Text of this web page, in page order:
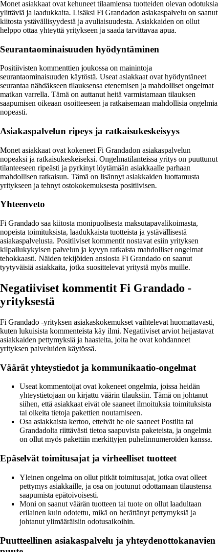
Monet asiakkaat ovat kehuneet tilaamiensa tuotteiden olevan odotuksia
ylittäviä ja laadukkaita. Lisäksi Fi Grandadon asiakaspalvelu on saanut
kiitosta ystävällisyydestä ja avuliaisuudesta. Asiakkaiden on ollut
helppo ottaa yhteyttä yritykseen ja saada tarvittavaa apua.
Seurantaominaisuuden hyödyntäminen
Positiivisten kommenttien joukossa on mainintoja
seurantaominaisuuden käytöstä. Useat asiakkaat ovat hyödyntäneet
seurantaa nähdäkseen tilauksensa etenemisen ja mahdolliset ongelmat
matkan varrella. Tämä on auttanut heitä varmistamaan tilauksen
saapumisen oikeaan osoitteeseen ja ratkaisemaan mahdollisia ongelmia
nopeasti.
Asiakaspalvelun ripeys ja ratkaisukeskeisyys
Monet asiakkaat ovat kokeneet Fi Grandadon asiakaspalvelun
nopeaksi ja ratkaisukeskeiseksi. Ongelmatilanteissa yritys on puuttunut
tilanteeseen ripeästi ja pyrkinyt löytämään asiakkaalle parhaan
mahdollisen ratkaisun. Tämä on lisännyt asiakkaiden luottamusta
yritykseen ja tehnyt ostokokemuksesta positiivisen.
Yhteenveto
Fi Grandado saa kiitosta monipuolisesta maksutapavalikoimasta,
nopeista toimituksista, laadukkaista tuotteista ja ystävällisestä
asiakaspalvelusta. Positiiviset kommentit nostavat esiin yrityksen
kilpailukykyisen palvelun ja kyvyn ratkaista mahdolliset ongelmat
tehokkaasti. Näiden tekijöiden ansiosta Fi Grandado on saanut
tyytyväisiä asiakkaita, jotka suosittelevat yritystä myös muille.
Negatiiviset kommentit Fi Grandado -
yrityksestä
Fi Grandado -yrityksen asiakaskokemukset vaihtelevat huomattavasti,
kuten lukuisista kommenteista käy ilmi. Negatiiviset arviot heijastavat
asiakkaiden pettymyksiä ja haasteita, joita he ovat kohdanneet
yrityksen palveluiden käytössä.
Väärät yhteystiedot ja kommunikaatio-ongelmat
Useat kommentoijat ovat kokeneet ongelmia, joissa heidän
yhteystietojaan on kirjattu väärin tilauksiin. Tämä on johtanut
siihen, että asiakkaat eivät ole saaneet ilmoituksia toimituksista
tai oikeita tietoja pakettien noutamiseen.
Osa asiakkaista kertoo, etteivät he ole saaneet Postilta tai
Grandadolta riittävästi tietoa saapuvista paketeista, ja ongelmia
on ollut myös pakettiin merkittyjen puhelinnumeroiden kanssa.
Epäselvät toimitusajat ja virheelliset tuotteet
Yleinen ongelma on ollut pitkät toimitusajat, jotka ovat olleet
pettymys asiakkaille, ja osa on joutunut odottamaan tilaustensa
saapumista epätoivoisesti.
Moni on saanut väärän tuotteen tai tuote on ollut laadultaan
erilainen kuin odotettu, mikä on herättänyt pettymyksiä ja
johtanut ylimääräisiin odotusaikoihin.
Puutteellinen asiakaspalvelu ja yhteydenottokanavien